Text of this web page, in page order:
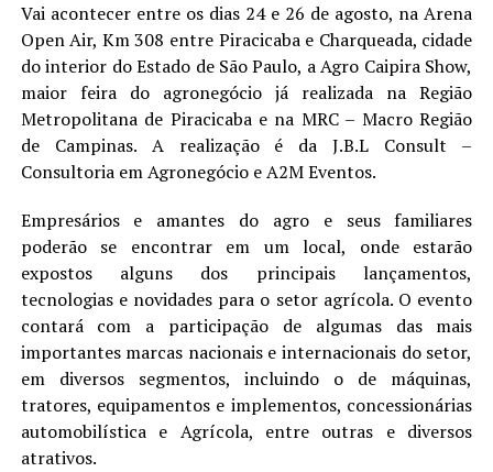
Vai acontecer entre os dias 24 e 26 de agosto, na Arena
Open Air, Km 308 entre Piracicaba e Charqueada, cidade
do interior do Estado de São Paulo, a Agro Caipira Show,
maior feira do agronegócio já realizada na Região
Metropolitana de Piracicaba e na MRC – Macro Região
de Campinas. A realização é da J.B.L Consult –
Consultoria em Agronegócio e A2M Eventos.
Empresários e amantes do agro e seus familiares
poderão se encontrar em um local, onde estarão
expostos alguns dos principais lançamentos,
tecnologias e novidades para o setor agrícola. O evento
contará com a participação de algumas das mais
importantes marcas nacionais e internacionais do setor,
em diversos segmentos, incluindo o de máquinas,
tratores, equipamentos e implementos, concessionárias
automobilística e Agrícola, entre outras e diversos
atrativos.